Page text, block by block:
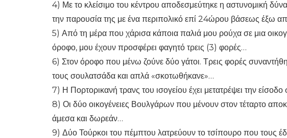
4) Με το κλείσιμο του κέντρου αποδεσμεύτηκε η αστυνομική
την παρουσία της με ένα περιπολικό επί 24ώρου βάσεως έξω
5) Από τη μέρα που χάρισα κάποια παλιά μου ρούχα σε μια
όροφο, μου έχουν προσφέρει φαγητό τρεις (3) φορές…
6) Στον όροφο που μένω ζούνε δύο γάτοι. Τρεις φορές
τους σουλατσάδα και απλά «σκοτωθήκανε»…
7) Η Πορτορικανή τρανς του ισογείου έχει μετατρέψει την
8) Οι δύο οικογένειες Βουλγάρων που μένουν στον τέταρτο
άμεσα και δωρεάν…
9) Δύο Τούρκοι του πέμπτου λατρεύουν το τσίπουρο που τους